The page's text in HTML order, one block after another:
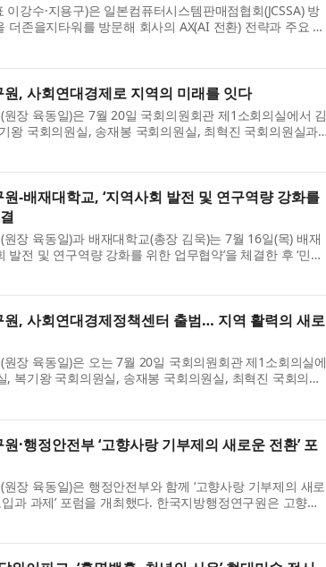
이강수·지용구)은 일본컴퓨터시스템판매점협회(JCSSA) 방
더존을지타워를 방문해 회사의 AX(AI 전환) 전략과 주요 솔
업 협력 방안을 논의했다고 밝혔다. JCSSA는 약 500개 회원
, 사회연대경제로 지역의 미래를 잇다
장 육동일)은 7월 20일 국회의원회관 제1소회의실에서 김
왕 국회의원실, 송재봉 국회의원실, 최혁진 국회의원실과
차 지방자치 혁신포럼 : 사회연대경제정책센터 설립 기념
-배재대학교, ‘지역사회 발전 및 연구역량 강화를
장 육동일)과 배재대학교(총장 김욱)는 7월 16일(목) 배재
발전 및 연구역량 강화를 위한 업무협약’을 체결한 후 ‘민선
략 모색’ 세미나를 개최했다. 이번 업무협약은 양 기관이
, 사회연대경제정책센터 출범… 지역 활력의 새로
장 육동일)은 오는 7월 20일 국회의원회관 제1소회의실에
, 복기왕 국회의원실, 송재봉 국회의원실, 최혁진 국회의원
제2차 지방자치 혁신포럼: 사회연대경제정책센터 설립 기
·행정안전부 ‘고향사랑 기부제의 새로운 전환’ 포
장 육동일)은 행정안전부와 함께 ‘고향사랑 기부제의 새로
과 과제’ 포럼을 개최했다. 한국지방행정연구원은 고향사
로 시행되기 이전부터 제도 설계와 발전 방향에 관한 연구